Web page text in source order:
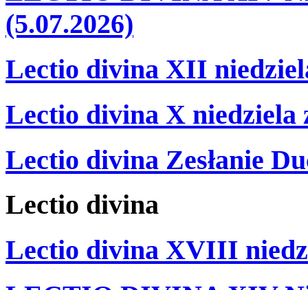
(5.07.2026)
Lectio divina XII
Lectio divina X niedziela
Lectio divina Zesłanie
Lectio divina
Lectio divina XVIII